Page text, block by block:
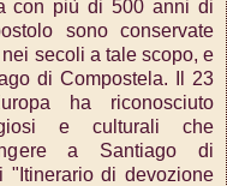
con più di 500 anni di
sono conservate
secoli a tale scopo, e
di Compostela. Il 23
ha riconosciuto
e culturali che
a Santiago di
"Itinerario di devozione